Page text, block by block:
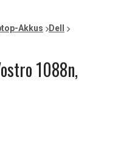
Akkus
Dell
1088n,